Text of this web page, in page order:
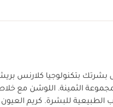
بشرتك بتكنولوجيا كلارنس
الطبيعية للبشرة. كريم